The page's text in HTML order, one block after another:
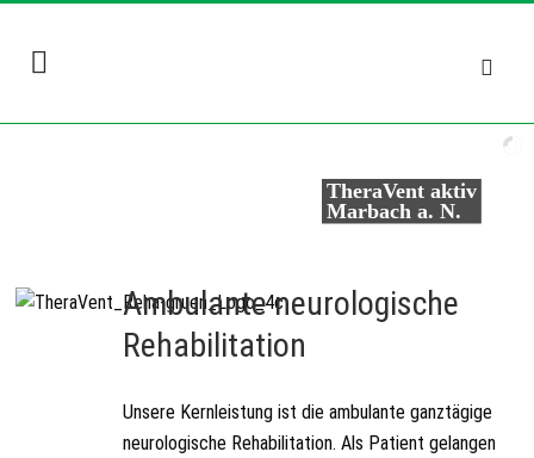
TheraVent aktiv
Marbach a. N.
Ambulante neurologische
Rehabilitation
Unsere Kernleistung ist die ambulante ganztägige
neurologische Rehabilitation. Als Patient gelangen